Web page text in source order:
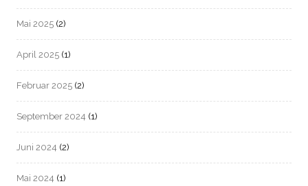
Mai 2025 (2)
April 2025 (1)
Februar 2025 (2)
September 2024 (1)
Juni 2024 (2)
Mai 2024 (1)